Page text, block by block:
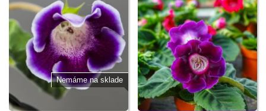
Nemáme na sklade